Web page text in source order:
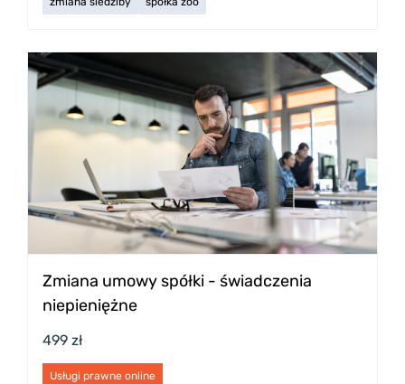
Zmiana umowy spółki - świadczenia
niepieniężne
499 zł
Usługi prawne online